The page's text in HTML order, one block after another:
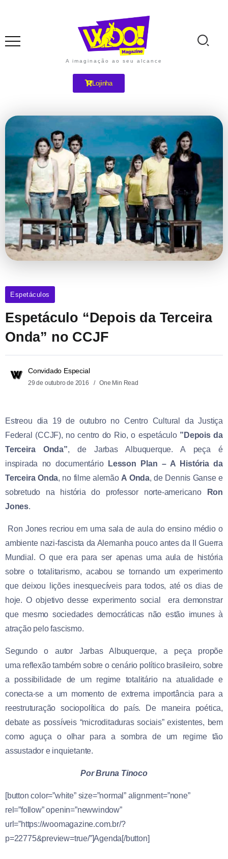
A imaginação ao seu alcance
Lojinha
Espetáculos
Espetáculo “Depois da Terceira
Onda” no CCJF
Convidado Especial
29 de outubro de 2016 One Min Read
Estreou dia 19 de outubro no Centro Cultural da Justiça
Federal (CCJF), no centro do Rio, o espetáculo ”Depois da
Terceira Onda”, de Jarbas Albuquerque. A peça é
inspirada no documentário
Lesson Plan – A História da
Terceira Onda, no filme alemãoA Onda, de Dennis Ganse e
sobretudo na história do professor norte-americano
Ron
Jones.
Ron Jones recriou em uma sala de aula do ensino médio o
ambiente nazi-fascista da Alemanha pouco antes da II Guerra
Mundial. O que era para ser apenas uma aula de história
sobre o totalitarismo, acabou se tornando um experimento
que deixou lições inesquecíveis para todos, até os dias de
hoje. O objetivo desse experimento social era demonstrar
que mesmo sociedades democráticas não estão imunes à
atração pelo fascismo.
Segundo o autor Jarbas Albuquerque, a peça propõe
uma reflexão também sobre o cenário político brasileiro, sobre
a possibilidade de um regime totalitário na atualidade e
conecta-se a um momento de extrema importância para a
reestruturação sociopolítica do país. De maneira poética,
debate as possíveis “microditaduras sociais” existentes, bem
como aguça o olhar para a sombra de um regime tão
assustador e inquietante.
Por Bruna Tinoco
[button color=”white” size=”normal” alignment=”none”
rel=”follow” openin=”newwindow”
url=”https://woomagazine.com.br/?
p=22775&preview=true/”]Agenda[/button]